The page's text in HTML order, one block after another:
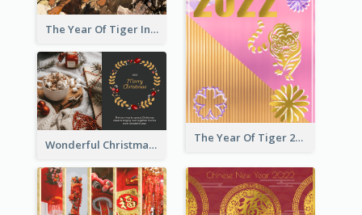
The Year Of Tiger Ink Illustration New Year Greeting Card
The Year Of Tiger 2022 Golden Greeting Card
Wonderful Christmas Greeting Card